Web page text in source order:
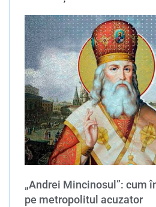
„Andrei Mincinosul”: cum
pe metropolitul acuzator